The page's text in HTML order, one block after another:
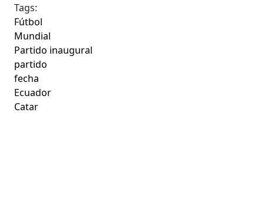
Tags:
Fútbol
Mundial
Partido inaugural
partido
fecha
Ecuador
Catar